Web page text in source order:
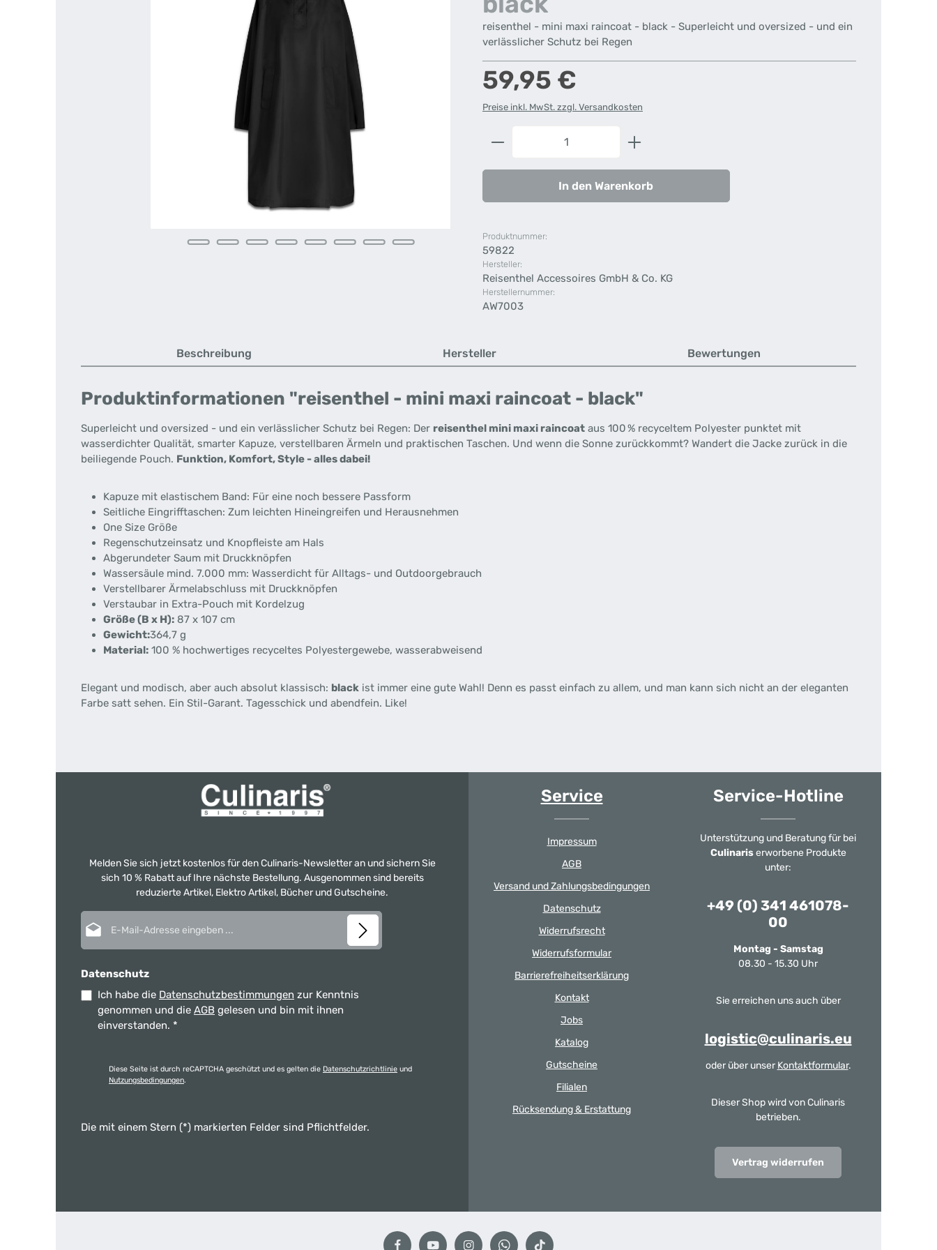
reisenthel - mini maxi raincoat - black - Superleicht und oversized - und ein
verlässlicher Schutz bei Regen
Regulärer Preis:
59,95 €
Preise inkl. MwSt. zzgl. Versandkosten
Produkt Anzahl: Gib den gewünschten Wert ein oder
In den Warenkorb
Produktnummer:
59822
Hersteller:
Reisenthel Accessoires GmbH & Co. KG
Herstellernummer:
AW7003
Beschreibung Hersteller Bewertungen
Produktinformationen "reisenthel - mini maxi raincoat - black"
Superleicht und oversized - und ein verlässlicher Schutz bei Regen: Der reisenthel mini maxi raincoat aus 100 % recyceltem Polyester punktet mit
wasserdichter Qualität, smarter Kapuze, verstellbaren Ärmeln und praktischen Taschen. Und wenn die Sonne zurückkommt? Wandert die Jacke zurück in die
beiliegende Pouch. Funktion, Komfort, Style - alles dabei!
Kapuze mit elastischem Band: Für eine noch bessere Passform
Seitliche Eingrifftaschen: Zum leichten Hineingreifen und Herausnehmen
One Size Größe
Regenschutzeinsatz und Knopfleiste am Hals
Abgerundeter Saum mit Druckknöpfen
Wassersäule mind. 7.000 mm: Wasserdicht für Alltags- und Outdoorgebrauch
Verstellbarer Ärmelabschluss mit Druckknöpfen
Verstaubar in Extra-Pouch mit Kordelzug
Größe (B x H): 87 x 107 cm
Gewicht:364,7 g
Material: 100 % hochwertiges recyceltes Polyestergewebe, wasserabweisend
Elegant und modisch, aber auch absolut klassisch: black ist immer eine gute Wahl! Denn es passt einfach zu allem, und man kann sich nicht an der eleganten
Farbe satt sehen. Ein Stil-Garant. Tagesschick und abendfein. Like!
Melden Sie sich jetzt kostenlos für den Culinaris-Newsletter an und sichern Sie
sich 10 % Rabatt auf Ihre nächste Bestellung. Ausgenommen sind bereits
reduzierte Artikel, Elektro Artikel, Bücher und Gutscheine.
Datenschutz
Ich habe die Datenschutzbestimmungen zur Kenntnis
genommen und die AGB gelesen und bin mit ihnen
einverstanden. *
Diese Seite ist durch reCAPTCHA geschützt und es gelten die Datenschutzrichtlinie und
Nutzungsbedingungen.
Die mit einem Stern (*) markierten Felder sind Pflichtfelder.
Service
Impressum
AGB
Versand und Zahlungsbedingungen
Datenschutz
Widerrufsrecht
Widerrufsformular
Barrierefreiheitserklärung
Kontakt
Jobs
Katalog
Gutscheine
Filialen
Rücksendung & Erstattung
Service-Hotline
Unterstützung und Beratung für bei
Culinariserworbene Produkte
unter:
+49 (0) 341 461078-
00
Montag - Samstag
08.30 - 15.30 Uhr
Sie erreichen uns auch über
logistic@culinaris.eu
oder über unser Kontaktformular.
Dieser Shop wird von Culinaris
betrieben.
Vertrag widerrufen